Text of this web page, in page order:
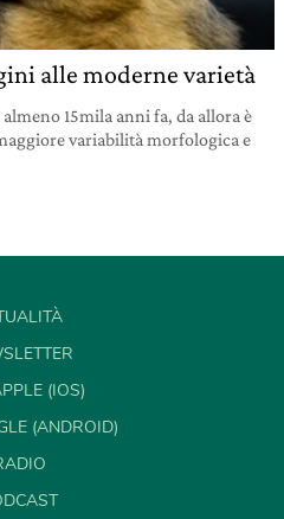
alle moderne varietà
15mila anni fa, da allora è
variabilità morfologica e
(IOS)
(ANDROID)